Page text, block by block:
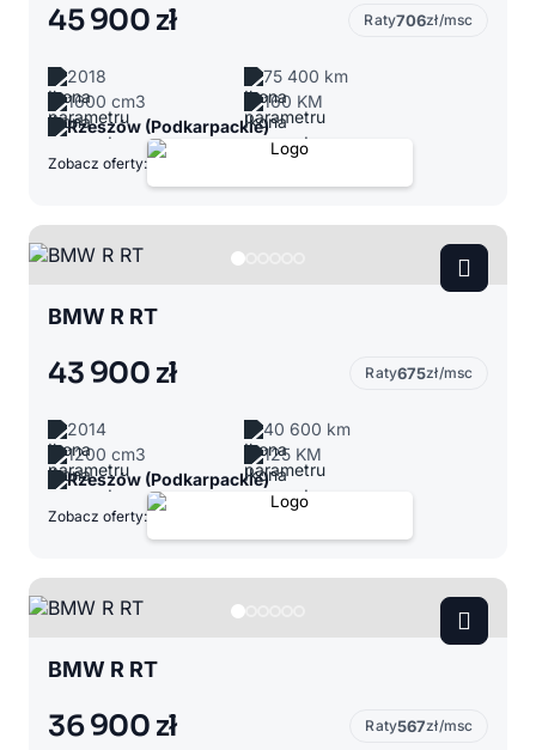
45 900 zł Raty706zł/msc
2018
75 400 km
1600 cm3
160 KM
Rzeszów (Podkarpackie)
Zobacz oferty:
BMW R RT
43 900 zł Raty675zł/msc
2014
40 600 km
1200 cm3
125 KM
Rzeszów (Podkarpackie)
Zobacz oferty:
BMW R RT
36 900 zł Raty567zł/msc